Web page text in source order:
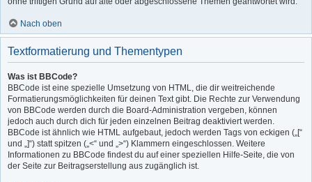
Nach oben
Textformatierung und Thementypen
Was ist BBCode?
BBCode ist eine spezielle Umsetzung von HTML, die dir weitreichende
Formatierungsmöglichkeiten für deinen Text gibt. Die Rechte zur Verwendung
von BBCode werden durch die Board-Administration vergeben, können
jedoch auch durch dich für jeden einzelnen Beitrag deaktiviert werden.
BBCode ist ähnlich wie HTML aufgebaut, jedoch werden Tags von eckigen („[“
und „]“) statt spitzen („<“ und „>“) Klammern eingeschlossen. Weitere
Informationen zu BBCode findest du auf einer speziellen Hilfe-Seite, die von
der Seite zur Beitragserstellung aus zugänglich ist.